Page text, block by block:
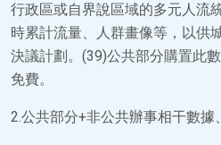
行政區或自界說區域的多元人流
時累計流量、人群畫像等，以供
決議計劃。(39)公共部分購置此
免費。
2.公共部分+非公共辦事相干數據